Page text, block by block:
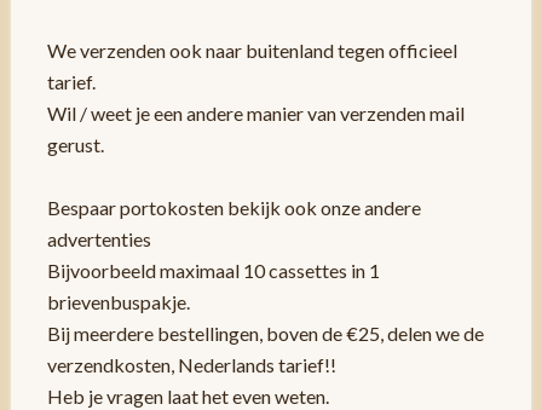
We verzenden ook naar buitenland tegen officieel
tarief.
Wil / weet je een andere manier van verzenden mail
gerust.
Bespaar portokosten bekijk ook onze andere
advertenties
Bijvoorbeeld maximaal 10 cassettes in 1
brievenbuspakje.
Bij meerdere bestellingen, boven de €25, delen we de
verzendkosten, Nederlands tarief!!
Heb je vragen laat het even weten.